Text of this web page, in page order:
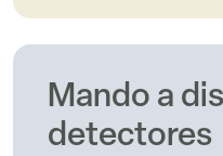
Mando a
detectores